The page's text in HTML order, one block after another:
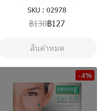
SKU : 02978
฿130฿127
สินค้าหมด
-4%